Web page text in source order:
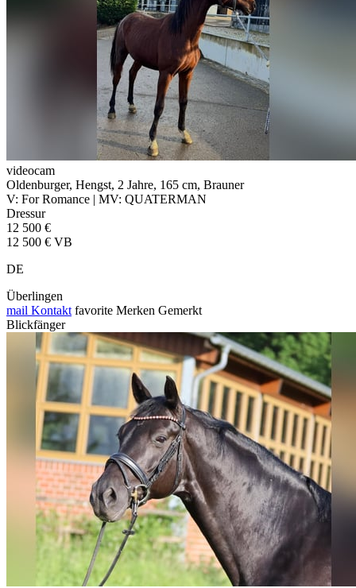
videocam
Oldenburger, Hengst, 2 Jahre, 165 cm, Brauner
V: For Romance | MV: QUATERMAN
Dressur
12 500 €
12 500 € VB
DE
Überlingen
mail Kontakt favorite Merken Gemerkt
Blickfänger